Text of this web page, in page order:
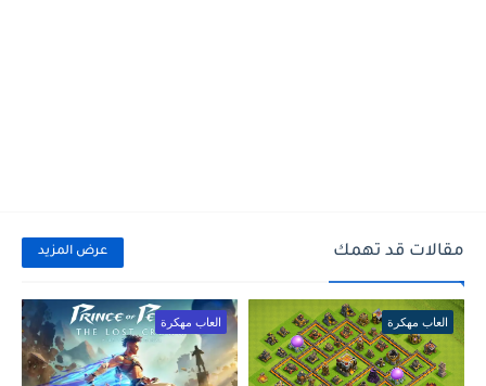
مقالات قد تهمك عرض المزيد
العاب مهكرة العاب مهكرة